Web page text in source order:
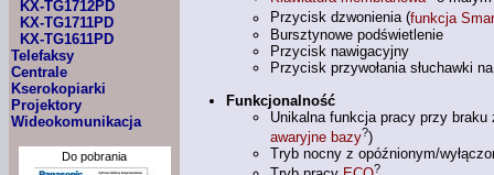
KX-TG1712PD
KX-TG1711PD
KX-TG1611PD
Telefaksy
Centrale
Kserokopiarki
Projektory
Wideokomunikacja
Do pobrania
Przycisk dzwonienia (funkcja
Bursztynowe podświetlenie
Przycisk nawigacyjny
Przycisk przywołania słuchawki
Funkcjonalność
Unikalna funkcja pracy przy braku
awaryjne bazy?)
Tryb nocny z opóźnionym/
?